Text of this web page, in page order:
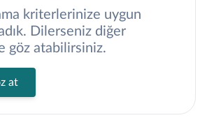
kriterlerinize uygun
Dilerseniz diğer
göz atabilirsiniz.
at